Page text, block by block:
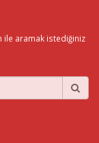
ile aramak istediğiniz